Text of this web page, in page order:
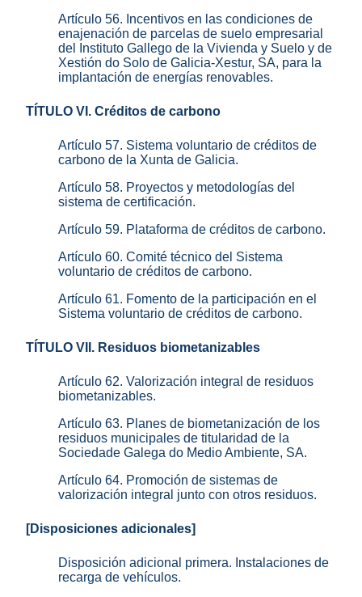
Artículo 56. Incentivos en las condiciones de
enajenación de parcelas de suelo empresarial
del Instituto Gallego de la Vivienda y Suelo y de
Xestión do Solo de Galicia-Xestur, SA, para la
implantación de energías renovables.
TÍTULO VI. Créditos de carbono
Artículo 57. Sistema voluntario de créditos de
carbono de la Xunta de Galicia.
Artículo 58. Proyectos y metodologías del
sistema de certificación.
Artículo 59. Plataforma de créditos de carbono.
Artículo 60. Comité técnico del Sistema
voluntario de créditos de carbono.
Artículo 61. Fomento de la participación en el
Sistema voluntario de créditos de carbono.
TÍTULO VII. Residuos biometanizables
Artículo 62. Valorización integral de residuos
biometanizables.
Artículo 63. Planes de biometanización de los
residuos municipales de titularidad de la
Sociedade Galega do Medio Ambiente, SA.
Artículo 64. Promoción de sistemas de
valorización integral junto con otros residuos.
[Disposiciones adicionales]
Disposición adicional primera. Instalaciones de
recarga de vehículos.